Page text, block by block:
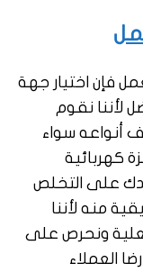
فإن اختيار جهة
لأننا نقوم
أنواعه سواء
كهربائية
على التخلص
منه لأننا
ونحرص على
العملاء